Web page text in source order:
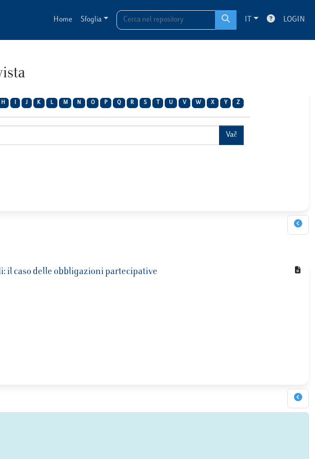
Home Sfoglia IT LOGIN
H J K L M N O P Q R S U V W X Y Z
il caso delle obbligazioni partecipative